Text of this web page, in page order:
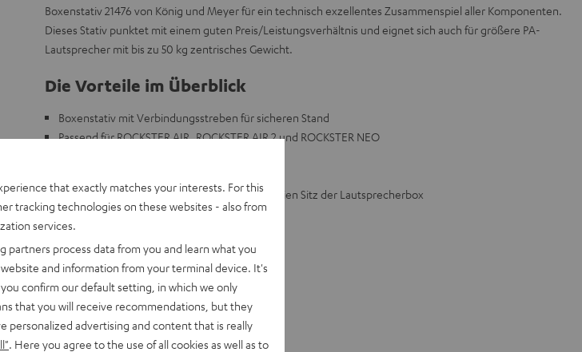
Boxenstativ 21476 von König und Meyer für ein technisch exzellentes Zusammenspiel aller Komponenten.
Dieses Stativ punktet mit einem guten Preis/Leistungsverhältnis und eignet sich auch für größere PA-
Lautsprecher mit bis zu 50 kg zentrisches Gewicht.
Die Vorteile im Überblick
Boxenstativ mit Verbindungsstreben für sicheren Stand
Passend für ROCKSTER AIR, ROCKSTER AIR 2 und ROCKSTER NEO
Mit patentierten Spreizdorn für festen spielfreien Sitz der Lautsprecherbox
that exactly matches your interests. For this
tracking technologies on these websites - also from
services.
partners process data from you and learn what you
and information from your terminal device. It's
, you confirm our default setting, in which we only
that you will receive recommendations, but they
personalized advertising and content that is really
. Here you agree to the use of all cookies as well as to